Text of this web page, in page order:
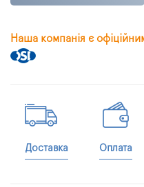
Наша компанія є
Доставка Оплата